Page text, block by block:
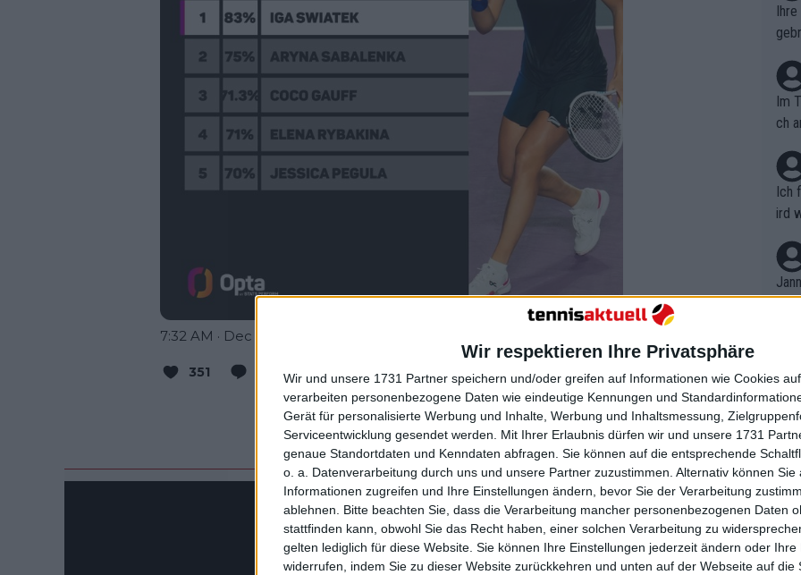
Wir respektieren Ihre Privatsphäre
Wir und unsere 1731 Partner speichern und/oder greifen auf Informationen wie Cookies
verarbeiten personenbezogene Daten wie eindeutige Kennungen und
Gerät für personalisierte Werbung und Inhalte, Werbung und Inhaltsmessung,
Serviceentwicklung gesendet werden. Mit Ihrer Erlaubnis dürfen wir und unsere 1731
genaue Standortdaten und Kenndaten abfragen. Sie können auf die entsprechende
o. a. Datenverarbeitung durch uns und unsere Partner zuzustimmen. Alternativ können Sie
Informationen zugreifen und Ihre Einstellungen ändern, bevor Sie der Verarbeitung
ablehnen. Bitte beachten Sie, dass die Verarbeitung mancher personenbezogenen Daten
stattfinden kann, obwohl Sie das Recht haben, einer solchen Verarbeitung zu
gelten lediglich für diese Website. Sie können Ihre Einstellungen jederzeit ändern oder Ihre
widerrufen, indem Sie zu dieser Website zurückkehren und unten auf der Webseite auf die
7:32 AM · Dec 22, 2023
351 Reply
Copy link
Read 7 replies
Im
ch
Ich
ird
r in
em
t,
B.
on
uss
mal
des
n
nt.
kel